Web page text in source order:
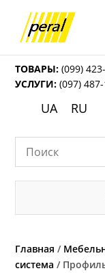
ТОВАРЫ: (099)
УСЛУГИ: (097)
UA RU
Главная /
система /